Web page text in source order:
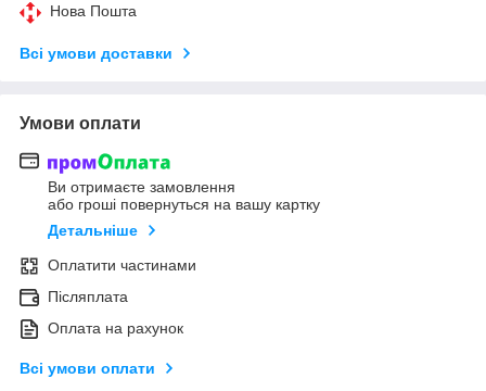
Нова Пошта
Всі умови доставки
Умови оплати
Ви отримаєте замовлення
або гроші повернуться на вашу картку
Детальніше
Оплатити частинами
Післяплата
Оплата на рахунок
Всі умови оплати